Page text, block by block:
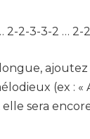
2-2-3-3-2 … 2-
(ex : «
elle sera